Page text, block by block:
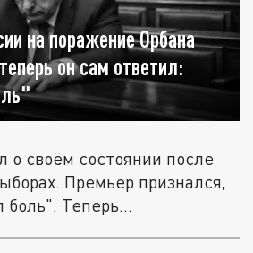
на поражение Орбана
он сам ответил:
о своём состоянии после
Премьер признался,
боль". Теперь...